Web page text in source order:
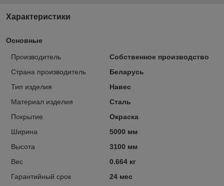
Характеристики
Основные
Производитель
Собственное производство
Страна производитель
Беларусь
Тип изделия
Навес
Материал изделия
Сталь
Покрытие
Окраска
Ширина
5000 мм
Высота
3100 мм
Вес
0.664 кг
Гарантийный срок
24 мес